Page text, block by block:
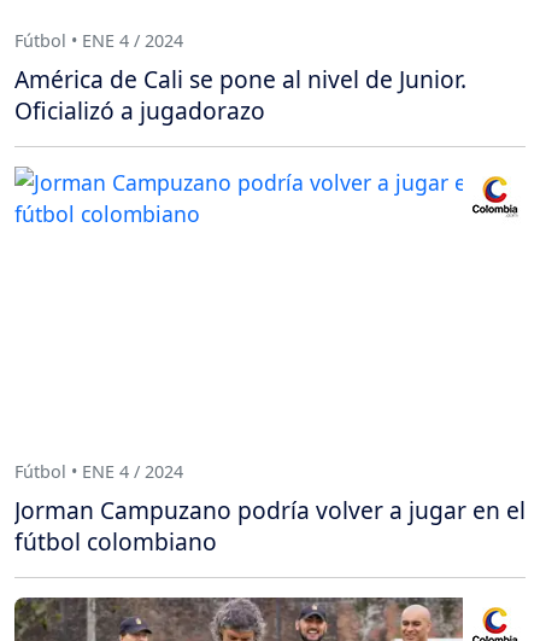
Fútbol • ENE 4 / 2024
América de Cali se pone al nivel de Junior.
Oficializó a jugadorazo
Fútbol • ENE 4 / 2024
Jorman Campuzano podría volver a jugar en el
fútbol colombiano